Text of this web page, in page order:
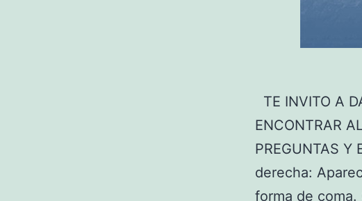
TE INVITO A
ENCONTRAR
PREGUNTAS Y
derecha:
forma de coma.